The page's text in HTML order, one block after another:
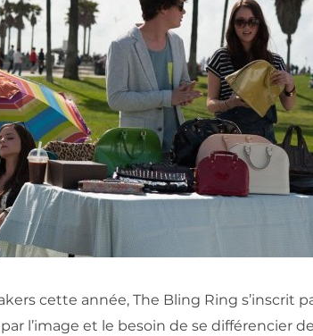
cette année, The Bling Ring s’inscrit
l’image et le besoin de se différencier